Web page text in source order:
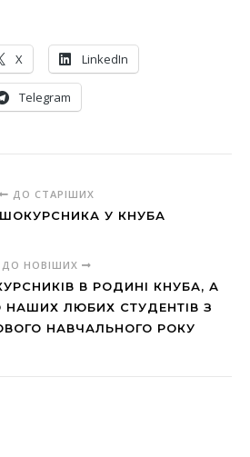
X LinkedIn
Telegram
ДО СТАРІШИХ
У КНУБА
ДО НОВІШИХ
В РОДИНІ КНУБА, А
НАШИХ ЛЮБИХ СТУДЕНТІВ З
НАВЧАЛЬНОГО РОКУ